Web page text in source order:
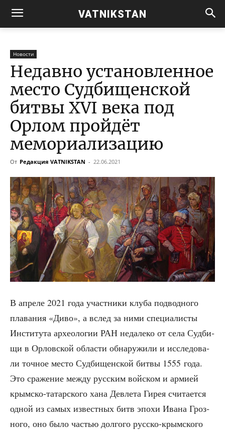
VATNIKSTAN
Новости
Недавно установленное
место Судбищенской
битвы XVI века под
Орлом пройдёт
мемориализацию
От Редакция VATNIKSTAN - 22.06.2021
В апре­ле 2021 года участ­ни­ки клу­ба под­вод­но­го
пла­ва­ния «Диво», а вслед за ними спе­ци­а­ли­сты
Инсти­ту­та архео­ло­гии РАН неда­ле­ко от села Суд­би­
щи в Орлов­ской обла­сти обна­ру­жи­ли и иссле­до­ва­
ли точ­ное место Суд­би­щен­ской бит­вы 1555 года.
Это сра­же­ние меж­ду рус­ским вой­ском и арми­ей
крым­ско-татар­ско­го хана Девле­та Гирея счи­та­ет­ся
одной из самых извест­ных битв эпо­хи Ива­на Гроз­
но­го, оно было частью дол­го­го рус­ско-крым­ско­го